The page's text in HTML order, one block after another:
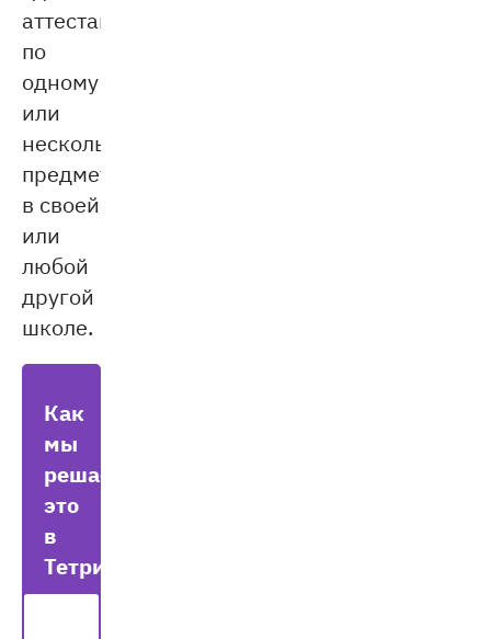
аттестации
по
одному
или
нескольким
предметам
в своей
или
любой
другой
школе.
Как
мы
решаем
это
в
Тетрике?